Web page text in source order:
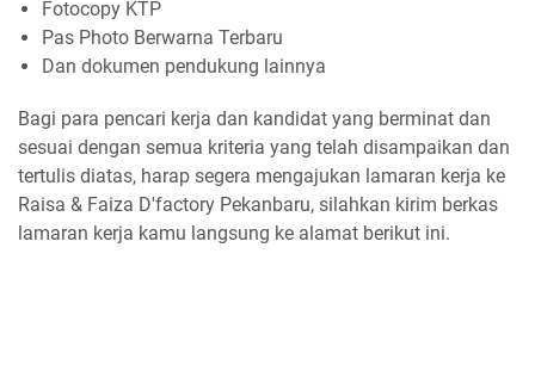
Fotocopy KTP
Pas Photo Berwarna Terbaru
Dan dokumen pendukung lainnya
Bagi para pencari kerja dan kandidat yang berminat dan
sesuai dengan semua kriteria yang telah disampaikan dan
tertulis diatas, harap segera mengajukan lamaran kerja ke
Raisa & Faiza D'factory Pekanbaru, silahkan kirim berkas
lamaran kerja kamu langsung ke alamat berikut ini.